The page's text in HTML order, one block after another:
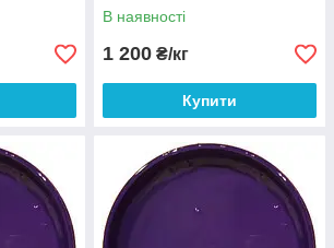
В наявності
1 200 ₴/кг
Купити